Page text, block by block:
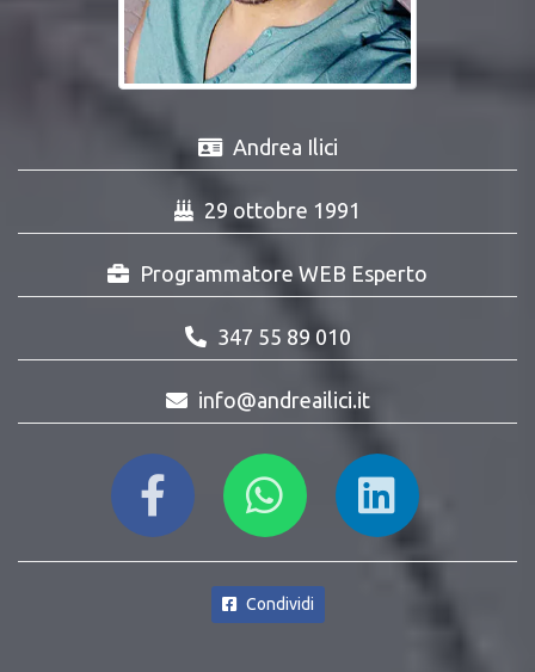
Andrea Ilici
29 ottobre 1991
Programmatore WEB Esperto
347 55 89 010
info@andreailici.it
Condividi